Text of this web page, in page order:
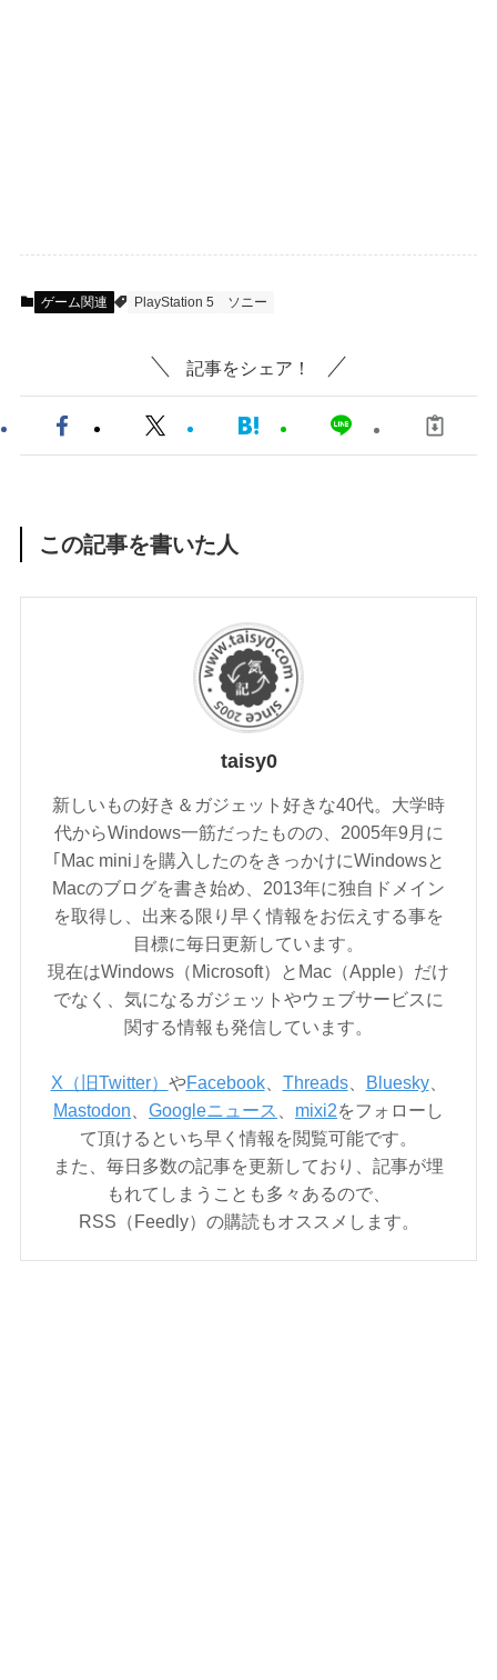
ゲーム関連 PlayStation 5 ソニー
記事をシェア！
この記事を書いた人
taisy0
新しいもの好き＆ガジェット好きな40代。大学時
代からWindows一筋だったものの、2005年9月に
｢Mac mini｣を購入したのをきっかけにWindowsと
Macのブログを書き始め、2013年に独自ドメイン
を取得し、出来る限り早く情報をお伝えする事を
目標に毎日更新しています。
現在はWindows（Microsoft）とMac（Apple）だけ
でなく、気になるガジェットやウェブサービスに
関する情報も発信しています。
X（旧Twitter） やFacebook、 Threads、 Bluesky、
Mastodon
Googleニュース mixi2をフォローし
て頂けるといち早く情報を閲覧可能です。
また、毎日多数の記事を更新しており、記事が埋
もれてしまうことも多々あるので、
RSS（Feedly）の購読もオススメします。